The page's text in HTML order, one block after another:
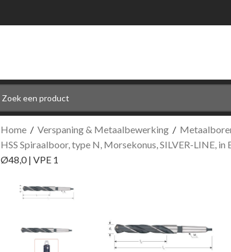
Home / Verspaning & Metaalbewerking /
HSS Spiraalboor, type N, Morsekonus, SILVER-LINE, in
Ø48,0 | VPE 1